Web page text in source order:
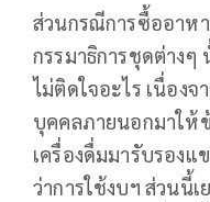
ส่วนกรณีการซื้ออาห
กรรมาธิการชุดต่างๆ
ไม่ติดใจอะไร เนื่อง
บุคคลภายนอกมาให้
เครื่องดื่มมารับรองแ
ว่าการใช้งบฯ ส่วนนี้